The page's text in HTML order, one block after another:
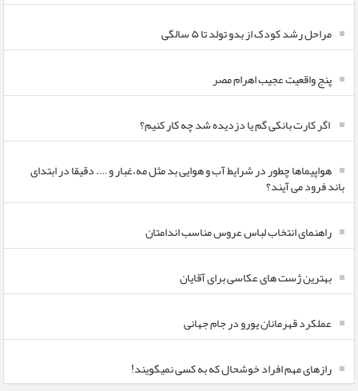
مراحل رشد کودک از بدو تولد تا ۵ سالگی
پنج واقعیت عجیب اهرام مصر
اگر کارت بانکی گم یا دزدیده شد چه کار کنیم؟
هواپیماها چطور در شرایط آب و هوایی بد مثل مه،غبار و …. دقیقا در ابتدای
باند فرود می آیند؟
راهنمای انتخاب لباس عروس مناسب اندامتان
بهترین ژست های عکاسی برای آقایان
عملکرد قهرمانان یورو در جام جهانی
رازهای مهم افراد خوشحال که به کسی نمیگویند!